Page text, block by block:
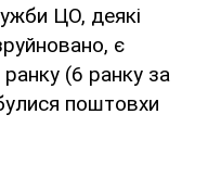
ЦО, деякі
є
(6 ранку за
поштовхи